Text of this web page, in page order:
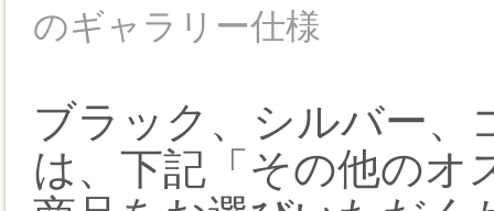
のギャラリー仕様
ブラック、シルバー、
は、下記「その他のオ